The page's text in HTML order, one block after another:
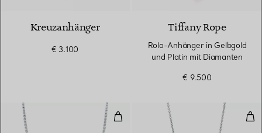
Kreuzanhänger
€ 3.100
Tiffany Rope
Rolo-Anhänger in Gelbgold
und Platin mit Diamanten
€ 9.500
Sich verjüngende Halskette